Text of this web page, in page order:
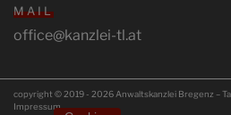
MAIL
office@kanzlei-tl.at
copyright © 2019 - 2026 Anwaltskanzlei Bregenz –
Impressum